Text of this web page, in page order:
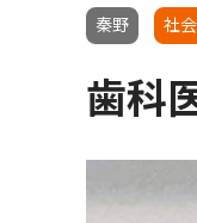
秦野 社会
歯科